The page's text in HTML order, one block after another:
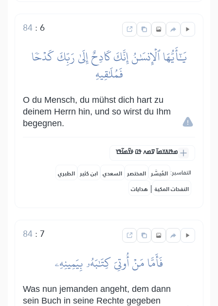
6
:
84
يَٰٓأَيُّهَا ٱلۡإِنسَٰنُ إِنَّكَ كَادِحٌ إِلَىٰ رَبِّكَ كَدۡحٗا
فَمُلَٰقِيهِ
O du Mensch, du mühst dich hart zu
deinem Herrn hin, und so wirst du Ihm
begegnen.
ߘߟߊߡߌߘߊ߫ ߜߘߍ ߟߎ߫ ߦߌ߬ߘߊ߬ߟߌ
التفاسير: المُيسَّر المختصر السعدي ابن كثير الطبري
النفحات المكية | هدايات
7
:
84
فَأَمَّا مَنۡ أُوتِيَ كِتَٰبَهُۥ بِيَمِينِهِۦ
Was nun jemanden angeht, dem dann
sein Buch in seine Rechte gegeben